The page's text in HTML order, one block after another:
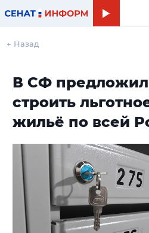
← Назад
В СФ
строить
жильё по всей